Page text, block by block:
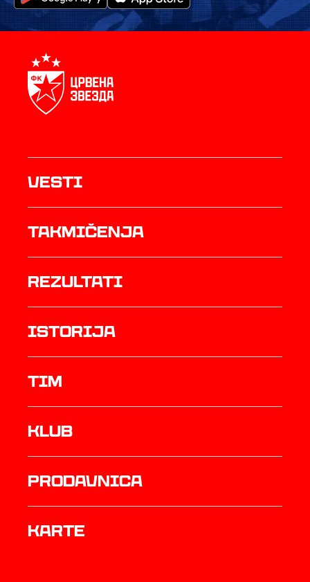
Vesti
Takmičenja
rezultati
istorija
TIM
Klub
prodavnica
Karte